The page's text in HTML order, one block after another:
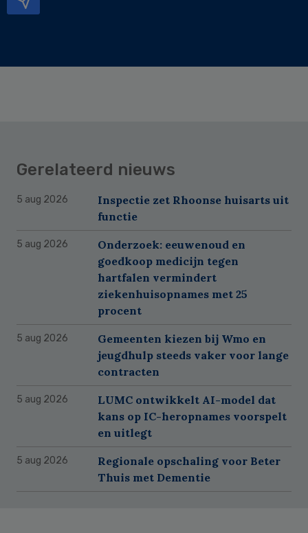
Gerelateerd nieuws
5 aug 2026
Inspectie zet Rhoonse huisarts uit
functie
5 aug 2026
Onderzoek: eeuwenoud en
goedkoop medicijn tegen
hartfalen vermindert
ziekenhuisopnames met 25
procent
5 aug 2026
Gemeenten kiezen bij Wmo en
jeugdhulp steeds vaker voor lange
contracten
5 aug 2026
LUMC ontwikkelt AI-model dat
kans op IC-heropnames voorspelt
en uitlegt
5 aug 2026
Regionale opschaling voor Beter
Thuis met Dementie